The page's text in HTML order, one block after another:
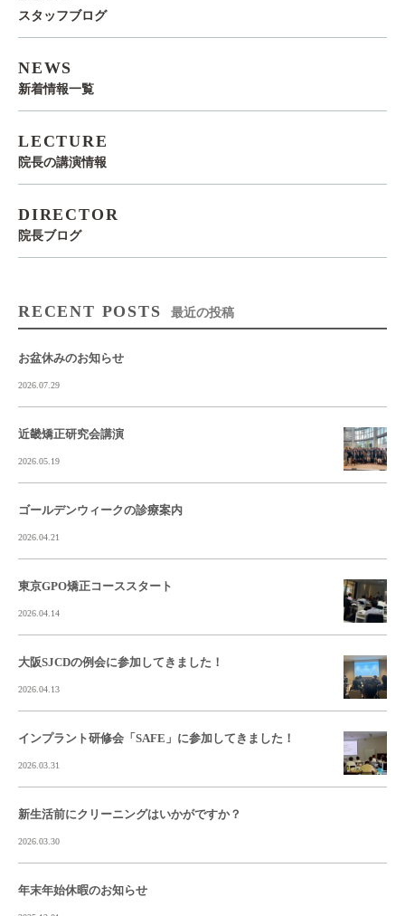
スタッフブログ
NEWS
新着情報一覧
LECTURE
院長の講演情報
DIRECTOR
院長ブログ
RECENT POSTS 最近の投稿
お盆休みのお知らせ
2026.07.29
近畿矯正研究会講演
2026.05.19
ゴールデンウィークの診療案内
2026.04.21
東京GPO矯正コーススタート
2026.04.14
大阪SJCDの例会に参加してきました！
2026.04.13
インプラント研修会「SAFE」に参加してきました！
2026.03.31
新生活前にクリーニングはいかがですか？
2026.03.30
年末年始休暇のお知らせ